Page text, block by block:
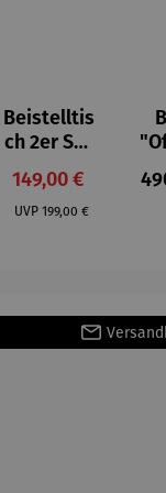
Beistelltis
ch 2er Set
– Dalias
Verkaufspreis:
149,00 €
UVP Regulärer Preis:
199,00 €